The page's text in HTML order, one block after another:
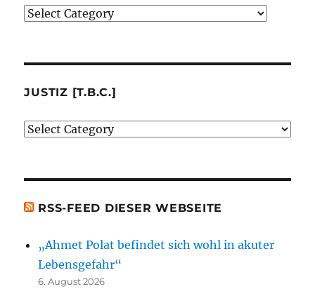
Verlage
besprochenen
erwähnten
JUSTIZ [T.B.C.]
Justiz
RSS-FEED DIESER WEBSEITE
„Ahmet Polat befindet sich wohl in akuter
Lebensgefahr“
6. August 2026